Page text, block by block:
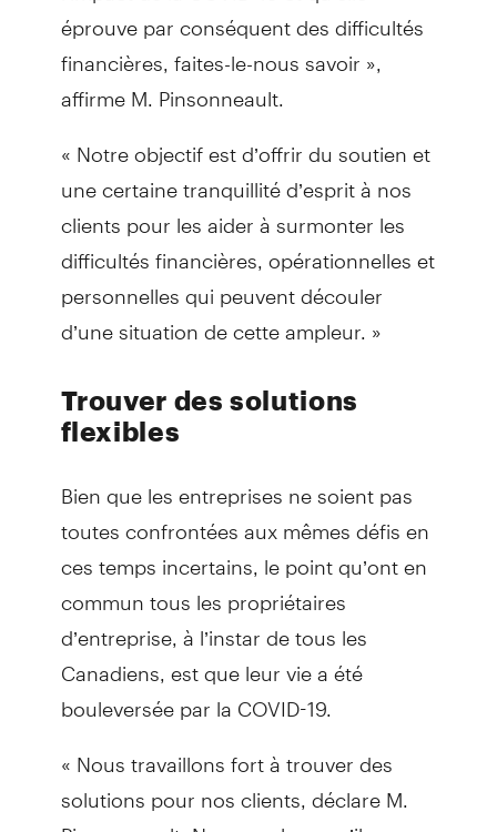
éprouve par conséquent des difficultés
financières, faites-le-nous savoir »,
affirme M. Pinsonneault.
« Notre objectif est d’offrir du soutien et
une certaine tranquillité d’esprit à nos
clients pour les aider à surmonter les
difficultés financières, opérationnelles et
personnelles qui peuvent découler
d’une situation de cette ampleur. »
Trouver des solutions
flexibles
Bien que les entreprises ne soient pas
toutes confrontées aux mêmes défis en
ces temps incertains, le point qu’ont en
commun tous les propriétaires
d’entreprise, à l’instar de tous les
Canadiens, est que leur vie a été
bouleversée par la COVID-19.
« Nous travaillons fort à trouver des
solutions pour nos clients, déclare M.